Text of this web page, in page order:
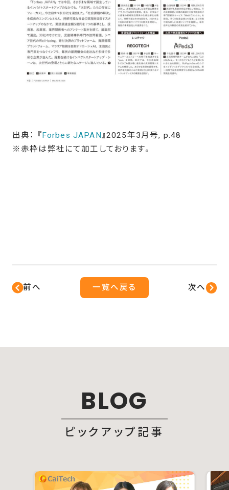
出典： 『Forbes JAPAN』2025年3月号, p.48
※赤枠は弊社にて加工しております。
前へ 一覧へ戻る 次へ
BLOG
ピックアップ記事